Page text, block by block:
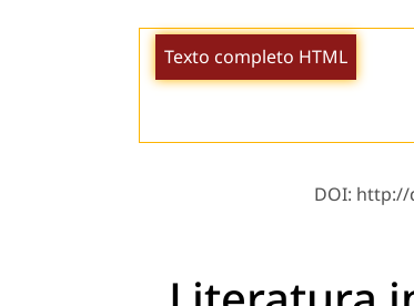
Texto completo HTML
DOI: http://